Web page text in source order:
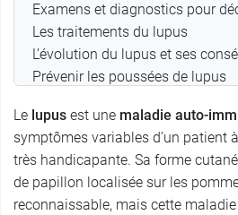
Examens et diagnostics pour
Les traitements du lupus
L’évolution du lupus et ses
Prévenir les poussées de lupus
Le lupus est une maladie auto-
symptômes variables d’un patient
très handicapante. Sa forme
de papillon localisée sur les
reconnaissable, mais cette